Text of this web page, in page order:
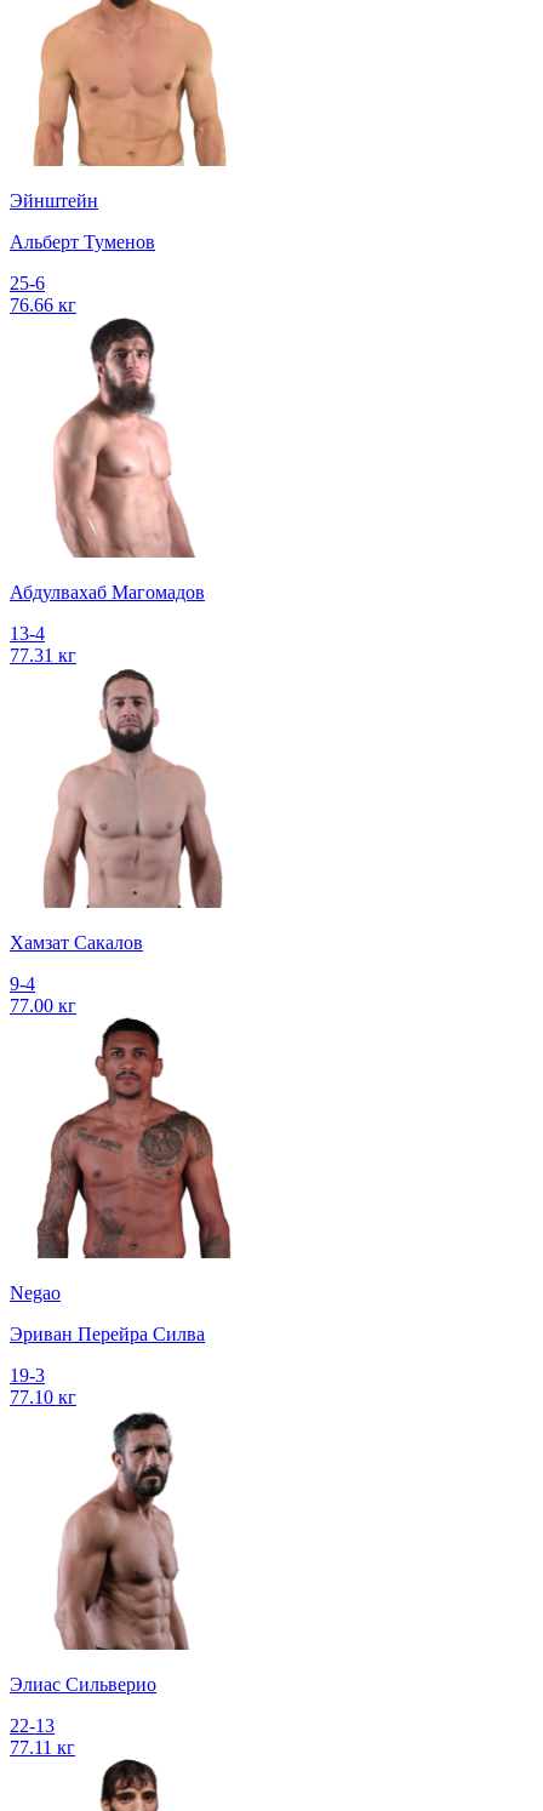
Эйнштейн
Альберт Туменов
25-6
76.66 кг
Абдулвахаб Магомадов
13-4
77.31 кг
Хамзат Сакалов
9-4
77.00 кг
Negao
Эриван Перейра Силва
19-3
77.10 кг
Элиас Сильверио
22-13
77.11 кг